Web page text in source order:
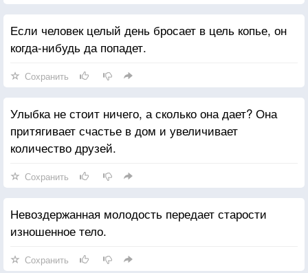
Если человек целый день бросает в цель копье, он
когда-нибудь да попадет.
Сохранить
Улыбка не стоит ничего, а сколько она дает? Она
притягивает счастье в дом и увеличивает
количество друзей.
Сохранить
Невоздержанная молодость передает старости
изношенное тело.
Сохранить